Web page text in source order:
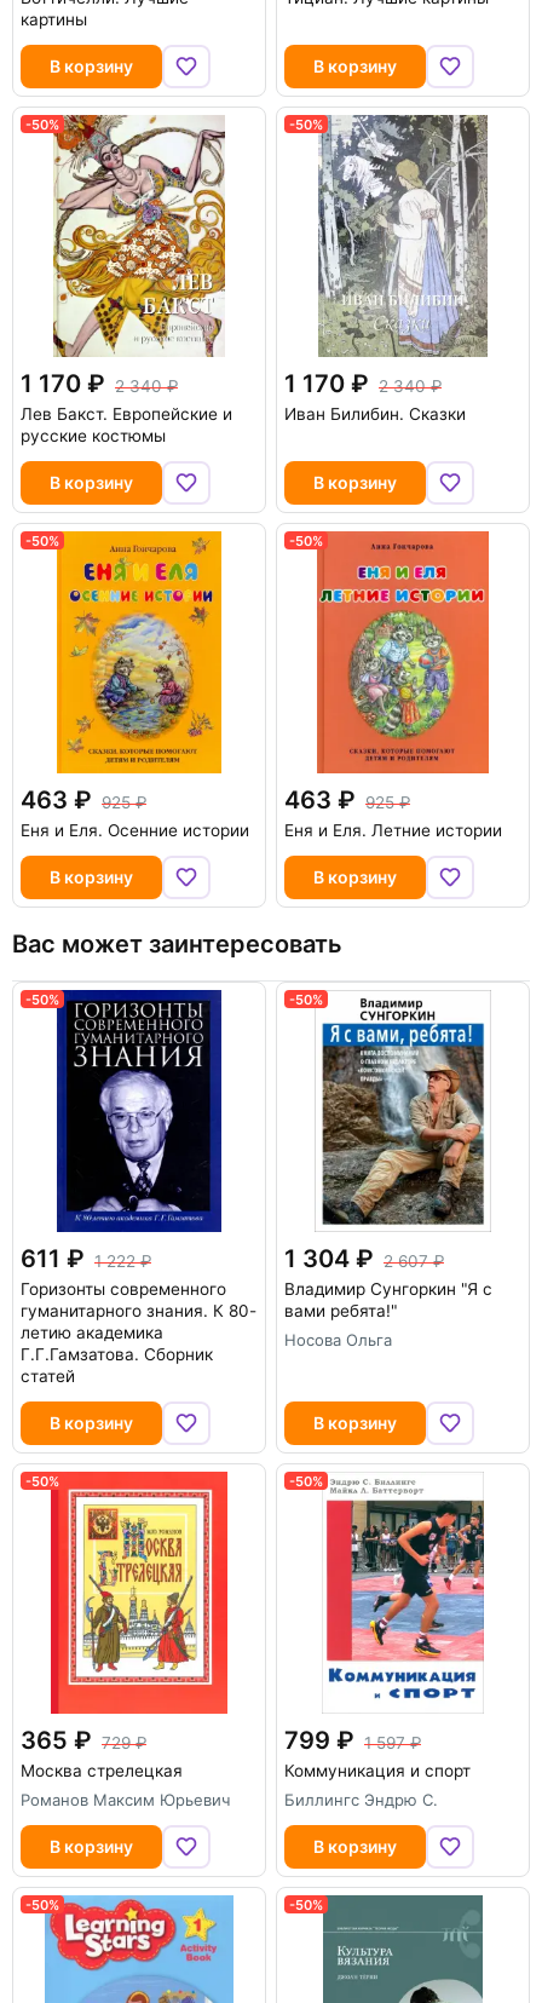
картины
В корзину В корзину
-50%
1 170
2 340
Лев Бакст. Европейские и
русские костюмы
В корзину
-50%
1 170
2 340
Иван Билибин. Сказки
В корзину
-50%
463
925
Еня и Еля. Осенние истории
В корзину
-50%
463
925
Еня и Еля. Летние истории
В корзину
Вас может заинтересовать
-50%
611
1 222
Горизонты современного
гуманитарного знания. К 80-
летию академика
Г.Г.Гамзатова. Сборник
статей
В корзину
-50%
1 304
2 607
Владимир Сунгоркин "Я с
вами ребята!"
Носова Ольга
В корзину
-50%
365
729
Москва стрелецкая
Романов Максим Юрьевич
В корзину
-50%
799
1 597
Коммуникация и спорт
Биллингс Эндрю С.
В корзину
-50% -50%